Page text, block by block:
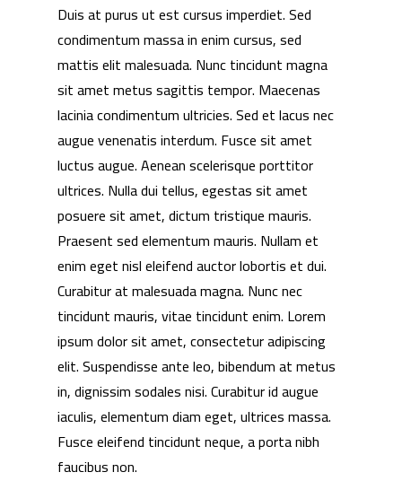
Duis at purus ut est cursus imperdiet. Sed
condimentum massa in enim cursus, sed
mattis elit malesuada. Nunc tincidunt magna
sit amet metus sagittis tempor. Maecenas
lacinia condimentum ultricies. Sed et lacus nec
augue venenatis interdum. Fusce sit amet
luctus augue. Aenean scelerisque porttitor
ultrices. Nulla dui tellus, egestas sit amet
posuere sit amet, dictum tristique mauris.
Praesent sed elementum mauris. Nullam et
enim eget nisl eleifend auctor lobortis et dui.
Curabitur at malesuada magna. Nunc nec
tincidunt mauris, vitae tincidunt enim. Lorem
ipsum dolor sit amet, consectetur adipiscing
elit. Suspendisse ante leo, bibendum at metus
in, dignissim sodales nisi. Curabitur id augue
iaculis, elementum diam eget, ultrices massa.
Fusce eleifend tincidunt neque, a porta nibh
faucibus non.